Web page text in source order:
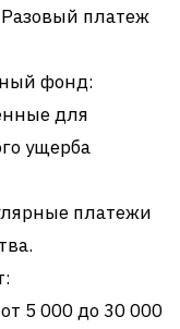
платеж
фонд:
для
ущерба
платежи
5 000 до 30 000